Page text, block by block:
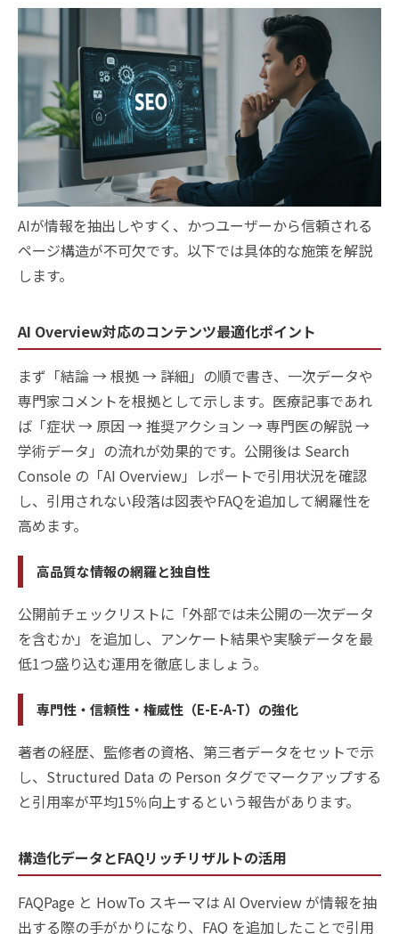
AIが情報を抽出しやすく、かつユーザーから信頼される
ページ構造が不可欠です。以下では具体的な施策を解説
します。
AI Overview対応のコンテンツ最適化ポイント
まず「結論 → 根拠 → 詳細」の順で書き、一次データや
専門家コメントを根拠として示します。医療記事であれ
ば「症状 → 原因 → 推奨アクション → 専門医の解説 →
学術データ」の流れが効果的です。公開後は Search
Console の「AI Overview」レポートで引用状況を確認
し、引用されない段落は図表やFAQを追加して網羅性を
高めます。
高品質な情報の網羅と独自性
公開前チェックリストに「外部では未公開の一次データ
を含むか」を追加し、アンケート結果や実験データを最
低1つ盛り込む運用を徹底しましょう。
専門性・信頼性・権威性（E-E-A-T）の強化
著者の経歴、監修者の資格、第三者データをセットで示
し、Structured Data の Person タグでマークアップする
と引用率が平均15％向上するという報告があります。
構造化データとFAQリッチリザルトの活用
FAQPage と HowTo スキーマは AI Overview が情報を抽
出する際の手がかりになり、FAQ を追加したことで引用